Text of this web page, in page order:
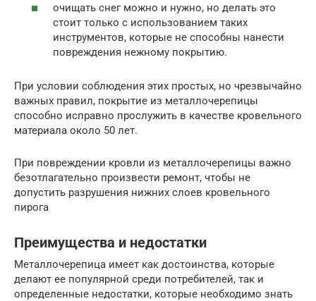
очищать снег можно и нужно, но делать это
стоит только с использованием таких
инструментов, которые не способны нанести
повреждения нежному покрытию.
При условии соблюдения этих простых, но чрезвычайно
важных правил, покрытие из металлочерепицы
способно исправно прослужить в качестве кровельного
материала около 50 лет.
При повреждении кровли из металлочерепицы важно
безотлагательно произвести ремонт, чтобы не
допустить разрушения нижних слоев кровельного
пирога
Преимущества и недостатки
Металлочерепица имеет как достоинства, которые
делают ее популярной среди потребителей, так и
определенные недостатки, которые необходимо знать